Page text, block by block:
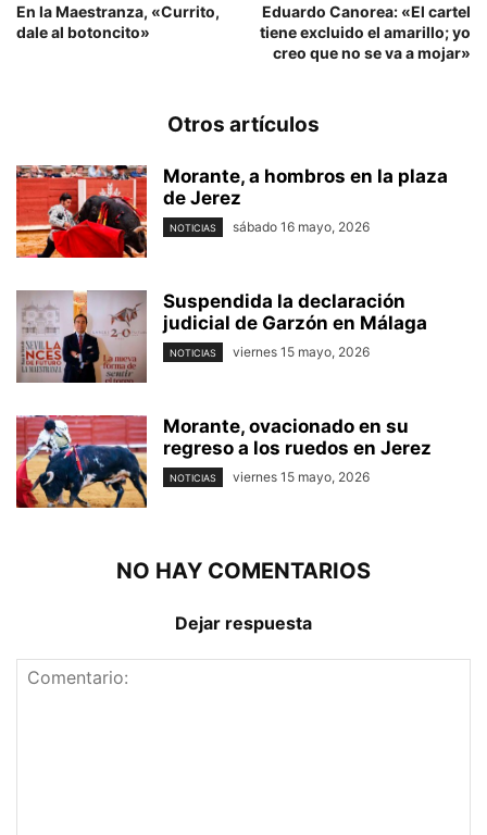
En la Maestranza, «Currito,
dale al botoncito»
Eduardo Canorea: «El cartel
tiene excluido el amarillo; yo
creo que no se va a mojar»
Otros artículos
Morante, a hombros en la plaza
de Jerez
NOTICIAS sábado 16 mayo, 2026
Suspendida la declaración
judicial de Garzón en Málaga
NOTICIAS viernes 15 mayo, 2026
Morante, ovacionado en su
regreso a los ruedos en Jerez
NOTICIAS viernes 15 mayo, 2026
NO HAY COMENTARIOS
Dejar respuesta